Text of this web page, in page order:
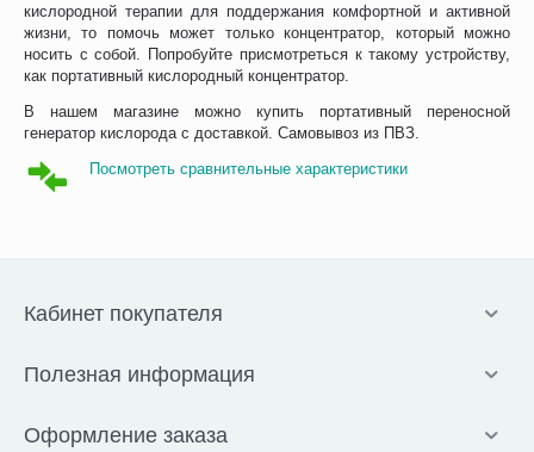
кислородной терапии для поддержания комфортной и активной
жизни, то помочь может только концентратор, который можно
носить с собой. Попробуйте присмотреться к такому устройству,
как портативный кислородный концентратор.
В нашем магазине можно купить портативный переносной
генератор кислорода с доставкой. Самовывоз из ПВЗ.
Посмотреть сравнительные характеристики
Кабинет покупателя
Полезная информация
Оформление заказа